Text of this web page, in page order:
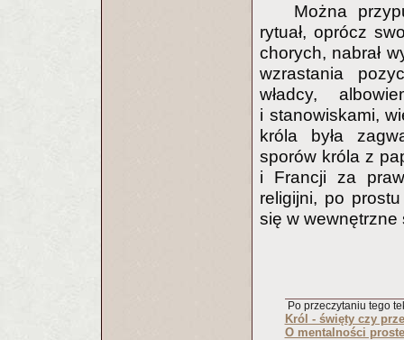
Można
rytuał, oprócz
chorych, nabrał
wzrastania
władcy,
i stanowiskami,
króla była
sporów króla z
i Francji za
religijni, po
się w wewnętrzne
Po przeczytaniu tego
Król - święty czy
O mentalności